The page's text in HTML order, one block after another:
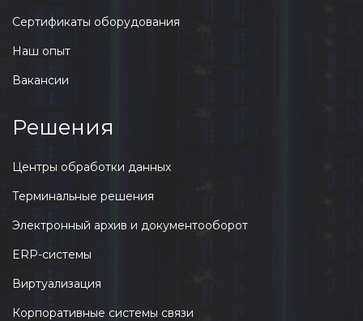
Сертификаты оборудования
Наш опыт
Вакансии
Решения
Центры обработки данных
Терминальные решения
Электронный архив и документооборот
ERP-системы
Виртуализация
Корпоративные системы связи